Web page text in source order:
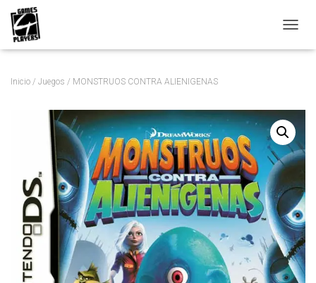
A
M
O
D
O
D
N
A
V
E
G
A
Inicio / Juegos / MONSTRUOS CONTRA ALIENIGENAS